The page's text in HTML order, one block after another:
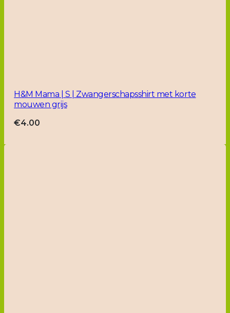
H&M Mama | S | Zwangerschapsshirt met korte
mouwen grijs
€4.00